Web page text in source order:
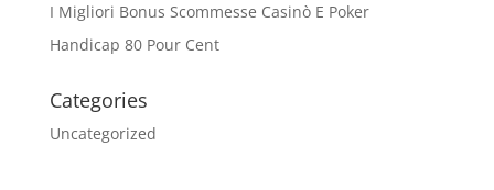
I Migliori Bonus Scommesse Casinò E Poker
Handicap 80 Pour Cent
Categories
Uncategorized